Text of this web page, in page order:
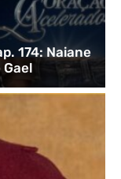
174: Naiane